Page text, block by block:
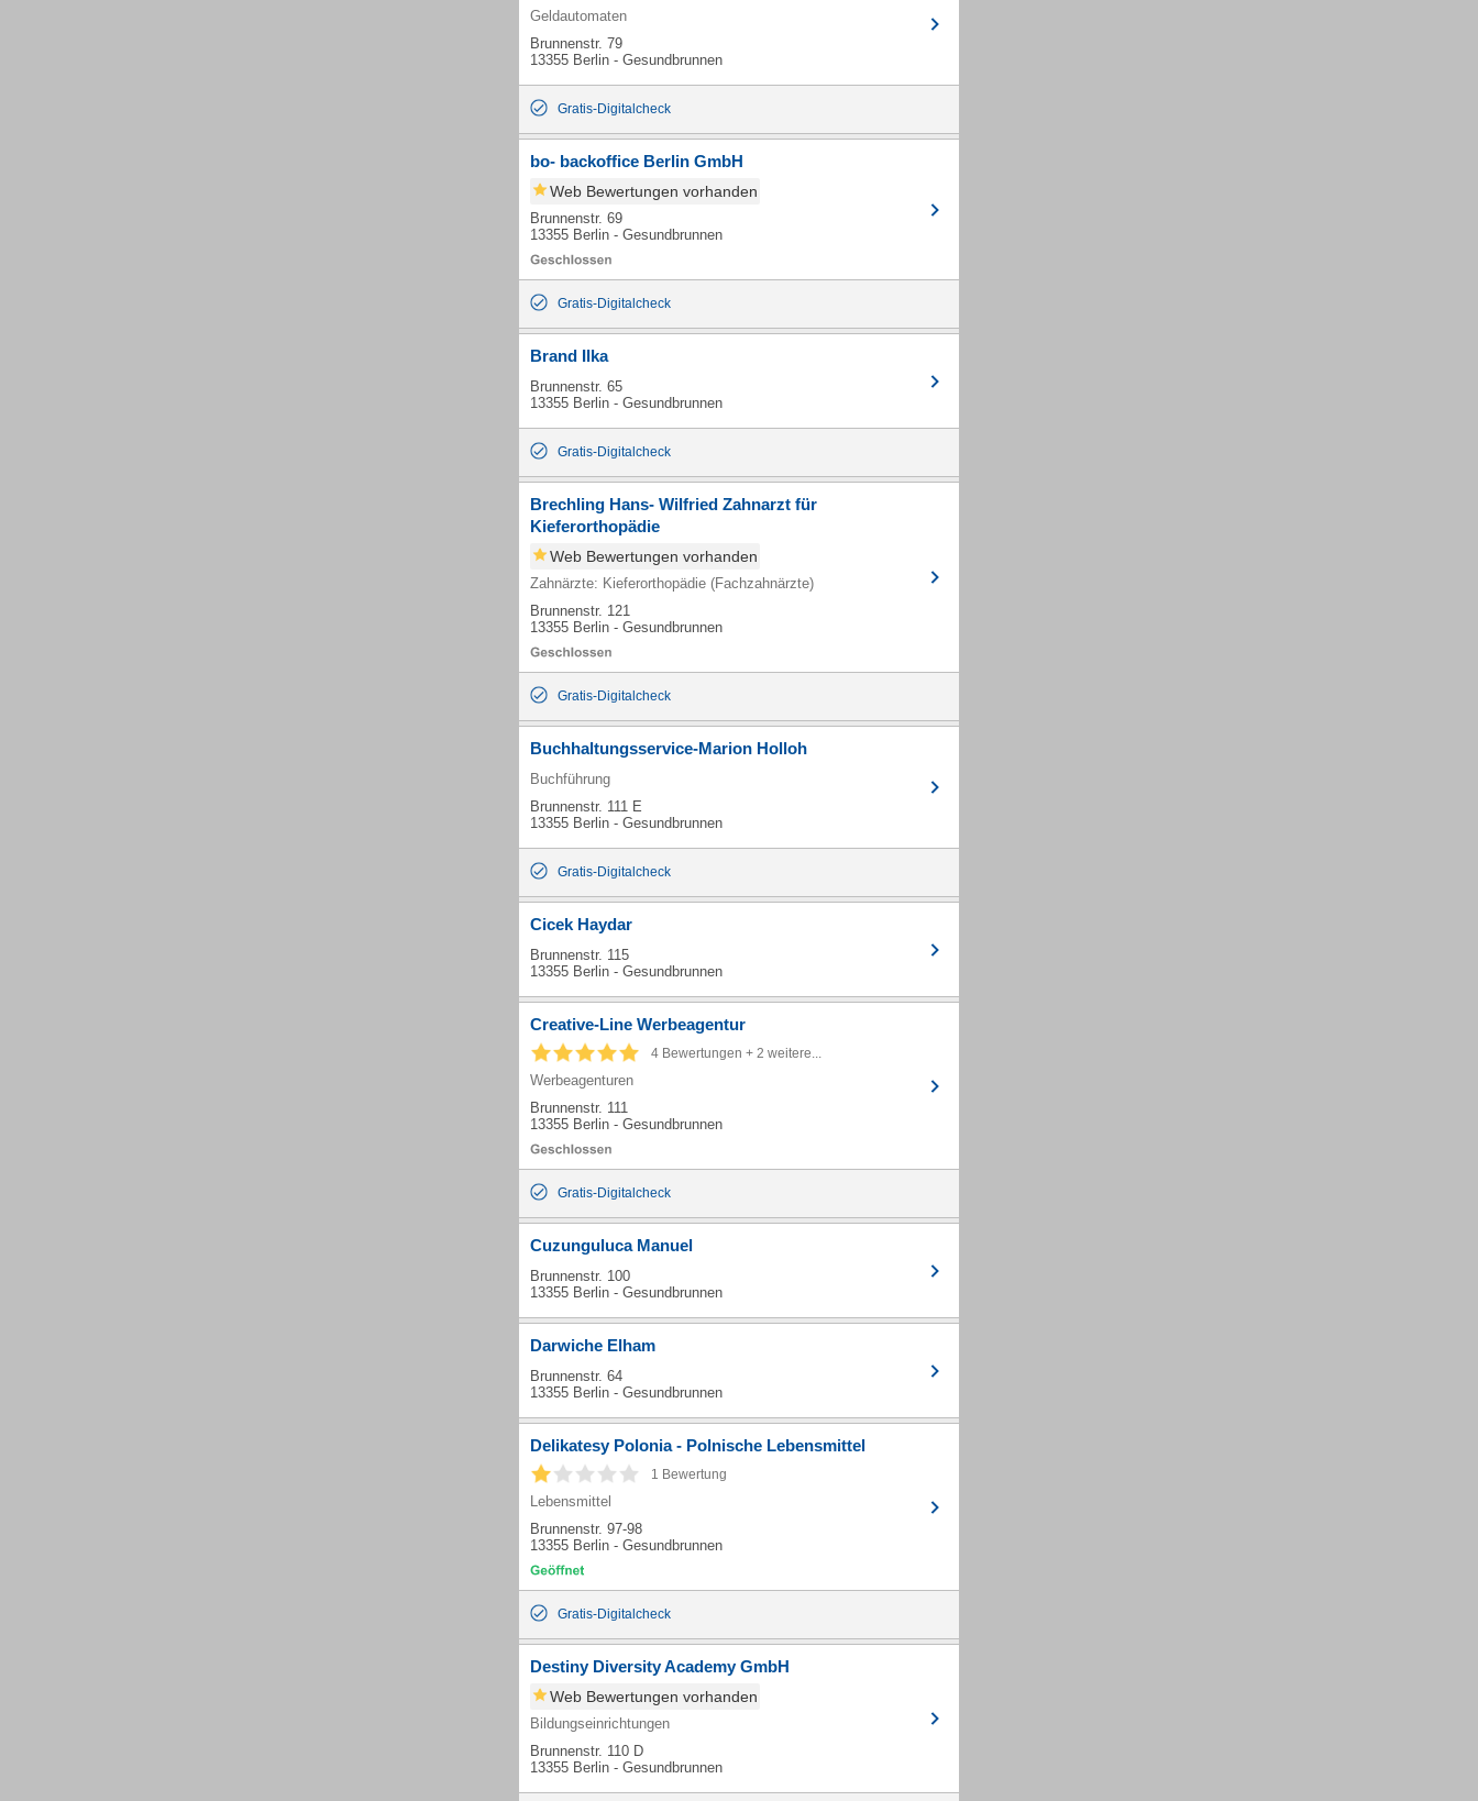
Geldautomaten
Brunnenstr. 79
13355 Berlin - Gesundbrunnen
Gratis-Digitalcheck
bo- backoffice Berlin GmbH
Web Bewertungen vorhanden
Brunnenstr. 69
13355 Berlin - Gesundbrunnen
Gratis-Digitalcheck
Brand Ilka
Brunnenstr. 65
13355 Berlin - Gesundbrunnen
Gratis-Digitalcheck
Brechling Hans- Wilfried Zahnarzt für
Kieferorthopädie
Web Bewertungen vorhanden
Zahnärzte: Kieferorthopädie (Fachzahnärzte)
Brunnenstr. 121
13355 Berlin - Gesundbrunnen
Gratis-Digitalcheck
Buchhaltungsservice-Marion Holloh
Buchführung
Brunnenstr. 111 E
13355 Berlin - Gesundbrunnen
Gratis-Digitalcheck
Cicek Haydar
Brunnenstr. 115
13355 Berlin - Gesundbrunnen
Creative-Line Werbeagentur
4 Bewertungen + 2 weitere...
Werbeagenturen
Brunnenstr. 111
13355 Berlin - Gesundbrunnen
Gratis-Digitalcheck
Cuzunguluca Manuel
Brunnenstr. 100
13355 Berlin - Gesundbrunnen
Darwiche Elham
Brunnenstr. 64
13355 Berlin - Gesundbrunnen
Delikatesy Polonia - Polnische Lebensmittel
1 Bewertung
Lebensmittel
Brunnenstr. 97-98
13355 Berlin - Gesundbrunnen
Gratis-Digitalcheck
Destiny Diversity Academy GmbH
Web Bewertungen vorhanden
Bildungseinrichtungen
Brunnenstr. 110 D
13355 Berlin - Gesundbrunnen